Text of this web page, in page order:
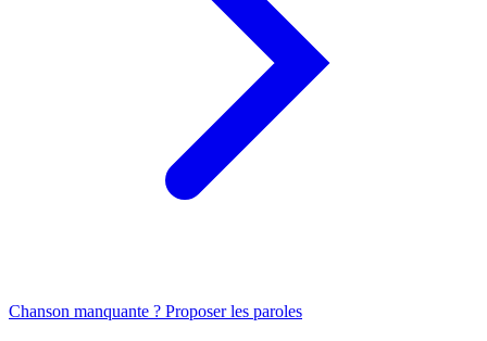
Chanson manquante ? Proposer les paroles